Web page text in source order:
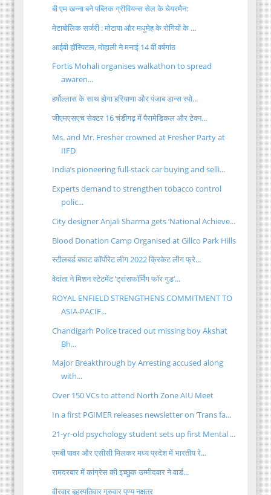
बी एम खन्ना बने पब्लिक ग्रीवियन्स सेल के चेयरमैन:
मेटाबोलिक सर्जरी : मोटापा और मधुमेह के रोगियों के ...
आईवी हॉस्पिटल, मोहाली ने मनाई 14 वीं वर्षगांठ
Fortis Mohali organises walkathon to spread
awaren...
हर्षोल्लास के साथ होगा हरियाणा और पंजाब डान्स स्पो...
जीएमएसएच सेक्टर 16 चंडीगढ़ में पैरामेडिकल और टेक्न...
Ms. and Mr. Fresher crowned at Fresher Party at
IIFD
India’s pioneering full-stack car buying and selli...
Experts demand to strengthen tobacco control
polic...
City designer Anjali Sharma gets ‘National Achieve...
Blood Donation Camp Organised at Gillco Park Hills
स्टीलबर्ड बघाट कॉर्पोरेट लीग 2022 क्रिकेट लीग फ्रे...
वेदांता ने मिशन स्टेटमेंट ‘ट्रांसफॉर्मिंग फॉर गुड‘...
ROYAL ENFIELD STRENGTHENS COMMITMENT TO
ASIA-PACIF...
Chandigarh Police traced out missing boy Akshat
Bh...
Major Breakthrough by Arresting accused along
with...
Over 150 VCs to attend North Zone AIU Meet
In a first PGIMER releases newsletter on ‘Trans fa...
21-yr-old psychology student sets up first Mental ...
एमबी पावर और एसीसी मिलकर मध्य प्रदेश में भारतीय रे...
रामदरबार में कांग्रेस की इच्छुक उम्मीदवार ने वार्ड...
वीरवार बृहस्पतिवार गुरुवार पुण्य नक्षत्र